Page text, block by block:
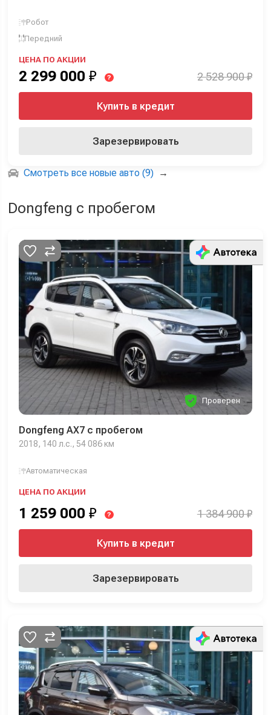
Робот
Передний
ЦЕНА ПО АКЦИИ
2 299 000 ₽ ? 2 528 900 ₽
Купить в кредит
Зарезервировать
Смотреть все новые авто (9) →
Dongfeng с пробегом
Проверен
Dongfeng AX7 с пробегом
2018, 140 л.с., 54 086 км
Автоматическая
ЦЕНА ПО АКЦИИ
1 259 000 ₽ ? 1 384 900 ₽
Купить в кредит
Зарезервировать